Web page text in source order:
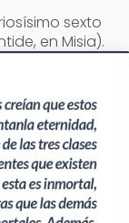
sexto
en Misia).